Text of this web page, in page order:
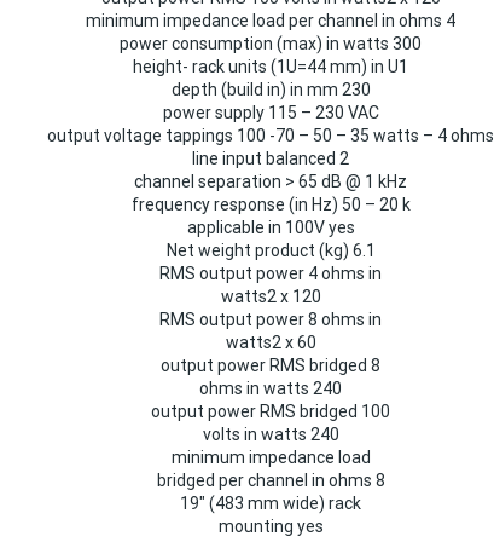
minimum impedance load per channel in ohms 4
power consumption (max) in watts 300
height- rack units (1U=44 mm) in U1
depth (build in) in mm 230
power supply 115 – 230 VAC
output voltage tappings 100 -70 – 50 – 35 watts – 4 ohms
line input balanced 2
channel separation > 65 dB @ 1 kHz
frequency response (in Hz) 50 – 20 k
applicable in 100V yes
Net weight product (kg) 6.1
RMS output power 4 ohms in
watts2 x 120
RMS output power 8 ohms in
watts2 x 60
output power RMS bridged 8
ohms in watts 240
output power RMS bridged 100
volts in watts 240
minimum impedance load
bridged per channel in ohms 8
19″ (483 mm wide) rack
mounting yes